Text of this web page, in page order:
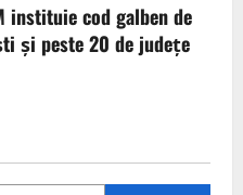
instituie cod galben de
și peste 20 de județe